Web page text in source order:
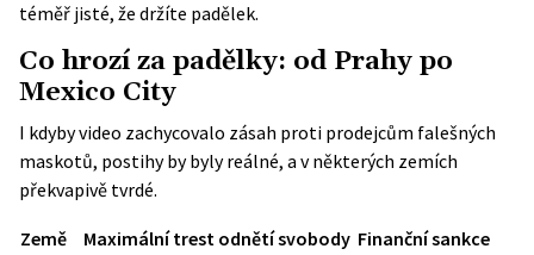
téměř jisté, že držíte padělek.
Co hrozí za padělky: od Prahy po
Mexico City
I kdyby video zachycovalo zásah proti prodejcům falešných
maskotů, postihy by byly reálné, a v některých zemích
překvapivě tvrdé.
Země Maximální trest odnětí svobody Finanční sankce